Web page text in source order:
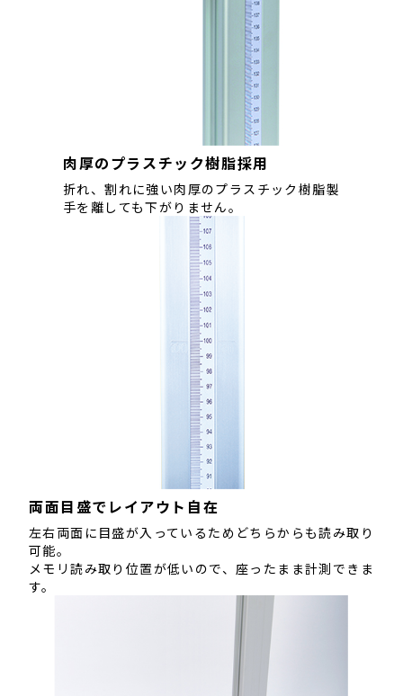
肉厚のプラスチック樹脂採用
折れ、割れに強い肉厚のプラスチック樹脂製
手を離しても下がりません。
両面目盛でレイアウト自在
左右両面に目盛が入っているためどちらからも読み取り
可能。
メモリ読み取り位置が低いので、座ったまま計測できま
す。